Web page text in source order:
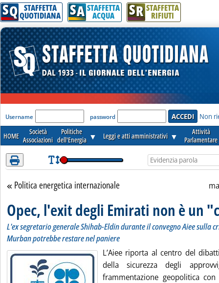
Attenzione! Esegui l'accesso per lèggere interamente la notizia.
SQ STAFFETTA
QUOTIDIANA SA STAFFETTA
ACQUA SR STAFFETTA
RIFIUTI
'Modulo Login per accedere'
Username password Non
HOME
Società
Associazioni
Politiche
dell'Energia ▼ Leggi e atti amministrativi ▼
Attività
Parlamentare
Torna alla sezione
Politica energetica internazionale
Opec, l'exit degli Emirati non è un
L'ex segretario generale Shihab-Eldin durante il convegno Aiee sulla
Murban potrebbe restare nel paniere
L’Aiee riporta al centro del
della sicurezza degli
frammentazione geopolitica